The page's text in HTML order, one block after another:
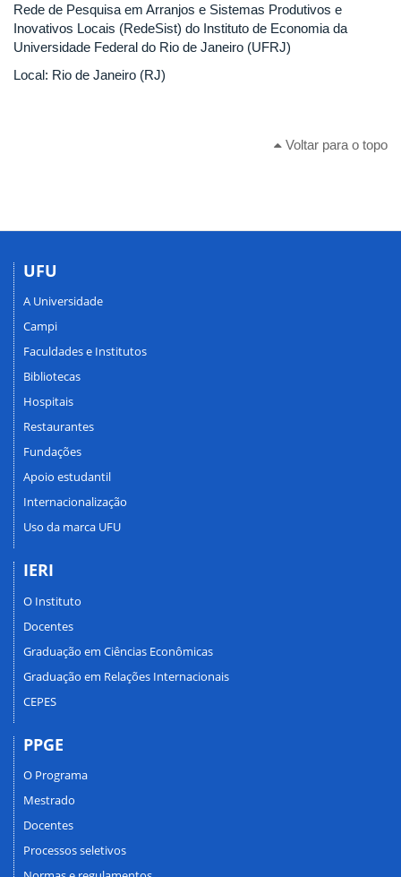
Rede de Pesquisa em Arranjos e Sistemas Produtivos e
Inovativos Locais (RedeSist) do Instituto de Economia da
Universidade Federal do Rio de Janeiro (UFRJ)
Local: Rio de Janeiro (RJ)
Voltar para o topo
UFU
A Universidade
Campi
Faculdades e Institutos
Bibliotecas
Hospitais
Restaurantes
Fundações
Apoio estudantil
Internacionalização
Uso da marca UFU
IERI
O Instituto
Docentes
Graduação em Ciências Econômicas
Graduação em Relações Internacionais
CEPES
PPGE
O Programa
Mestrado
Docentes
Processos seletivos